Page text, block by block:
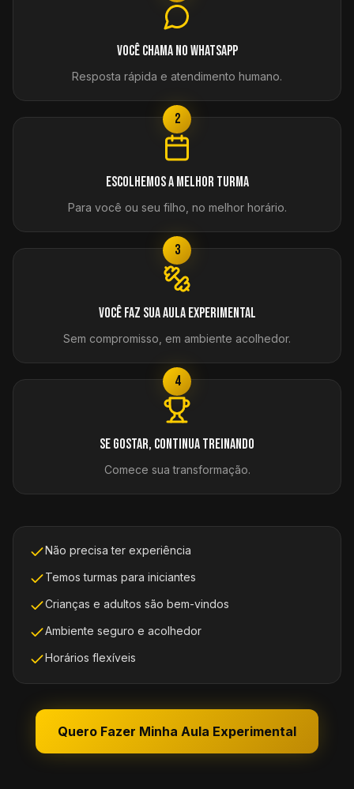
Você chama no WhatsApp
Resposta rápida e atendimento humano.
2
Escolhemos a melhor turma
Para você ou seu filho, no melhor horário.
3
Você faz sua aula experimental
Sem compromisso, em ambiente acolhedor.
4
Se gostar, continua treinando
Comece sua transformação.
Não precisa ter experiência
Temos turmas para iniciantes
Crianças e adultos são bem-vindos
Ambiente seguro e acolhedor
Horários flexíveis
Quero Fazer Minha Aula Experimental